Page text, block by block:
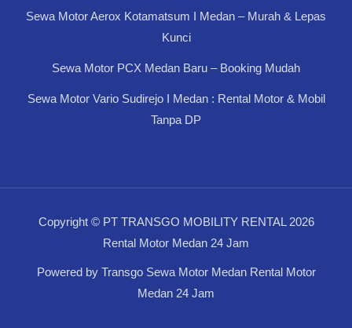
Sewa Motor Aerox Kotamatsum I Medan – Murah & Lepas
Kunci
Sewa Motor PCX Medan Baru – Booking Mudah
Sewa Motor Vario Sudirejo I Medan : Rental Motor & Mobil
Tanpa DP
Copyright © PT TRANSGO MOBILITY RENTAL 2026
Rental Motor Medan 24 Jam
Powered by Transgo Sewa Motor Medan Rental Motor
Medan 24 Jam